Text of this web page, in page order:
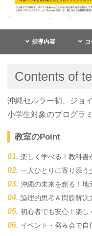
指導内容
Contents of
沖縄セルラー初、ジョ
小学生対象のプログラ
教室のPoint
楽しく学べる！教科書
一人ひとりに寄り添う
沖縄の未来を創る！地
論理的思考＆問題解決
初心者でも安心！楽し
イベント・発表会で自